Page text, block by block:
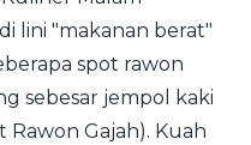
lini "makanan berat"
spot rawon
sebesar jempol kaki
Gajah). Kuah